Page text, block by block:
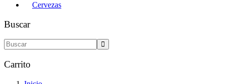
Cervezas
Buscar
Carrito